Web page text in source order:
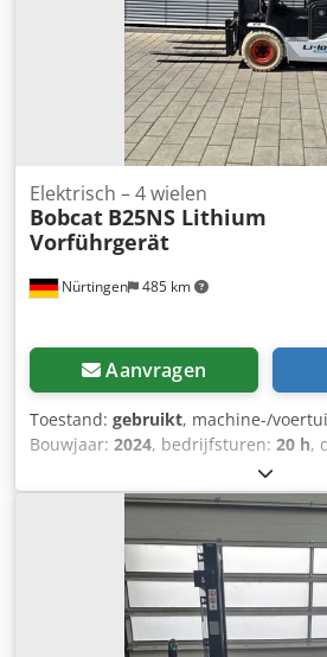
Nürtingen 485 km
Elektrisch – 4 wielen
Bobcat B25NS Lithium
Vorführgerät
Aanvragen
Toestand: gebruikt, machine-/
Bouwjaar: 2024, bedrijfsturen: 20 h,
, vrije
ladingzwaartepunt:500 mm,
, bouwhoogte:
batterijspanning:48 V, vorklengte:
voorbandmaat:23X9-10,
totaalgewicht:
3.552 kg, 5141046
Serienummer: FBA47-4880-01823
600Ah lithium-ion